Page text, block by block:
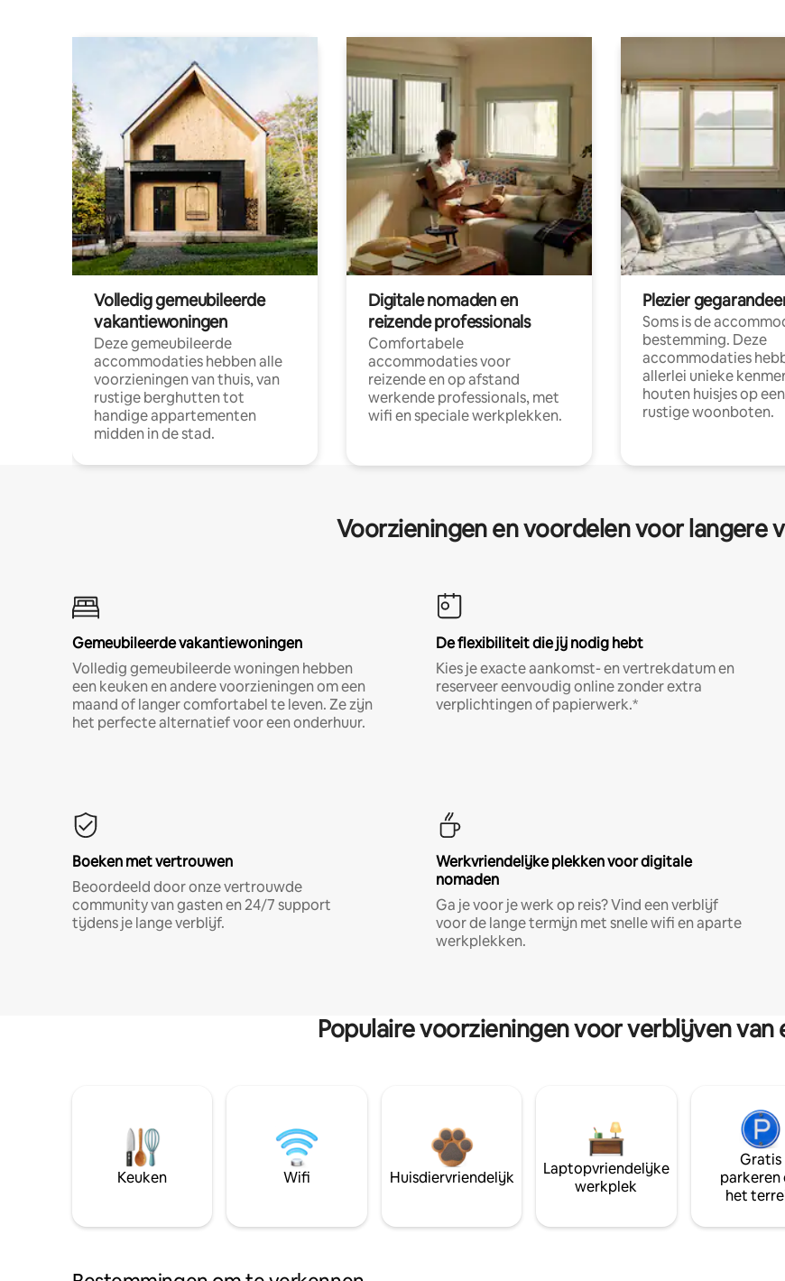
Volledig gemeubileerde
vakantiewoningen
Deze gemeubileerde
accommodaties hebben alle
voorzieningen van thuis, van
rustige berghutten tot
handige appartementen
midden in de stad.
Digitale nomaden en
reizende professionals
Comfortabele
accommodaties voor
reizende en op afstand
werkende professionals, met
wifi en speciale werkplekken.
Plezier
Soms is de
bestemming. Deze
accommodaties
allerlei unieke
houten huisjes op
rustige woonboten.
Voorzieningen en voordelen voor langere
Gemeubileerde vakantiewoningen
Volledig gemeubileerde woningen hebben
een keuken en andere voorzieningen om een
maand of langer comfortabel te leven. Ze zijn
het perfecte alternatief voor een onderhuur.
De flexibiliteit die jij nodig hebt
Kies je exacte aankomst- en vertrekdatum en
reserveer eenvoudig online zonder extra
verplichtingen of papierwerk.*
Boeken met vertrouwen
Beoordeeld door onze vertrouwde
community van gasten en 24/7 support
tijdens je lange verblijf.
Werkvriendelijke plekken voor digitale
nomaden
Ga je voor je werk op reis? Vind een verblijf
voor de lange termijn met snelle wifi en aparte
werkplekken.
Populaire voorzieningen voor verblijven van
Keuken Wifi Huisdiervriendelijk
Laptopvriendelijke
werkplek
Gratis
parkeren
het